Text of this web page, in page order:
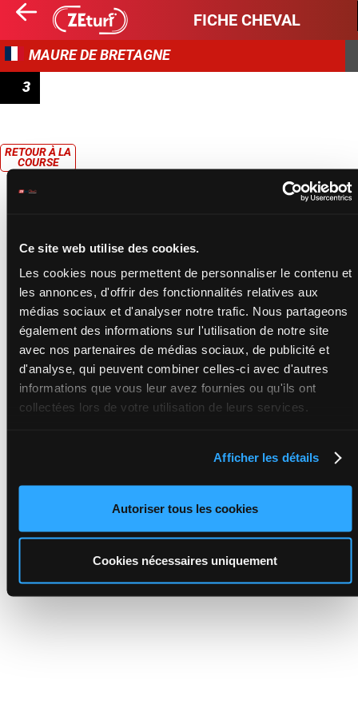
Ce site web utilise des cookies.
Les cookies nous permettent de personnaliser le contenu et
les annonces, d'offrir des fonctionnalités relatives aux
médias sociaux et d'analyser notre trafic. Nous partageons
également des informations sur l'utilisation de notre site
avec nos partenaires de médias sociaux, de publicité et
d'analyse, qui peuvent combiner celles-ci avec d'autres
informations que vous leur avez fournies ou qu'ils ont
collectées lors de votre utilisation de leurs services.
Afficher les détails
Autoriser tous les cookies
Cookies nécessaires uniquement
FICHE CHEVAL
MAURE DE BRETAGNE
3
RETOUR À LA
COURSE